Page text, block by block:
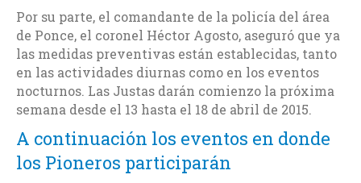
Por su parte, el comandante de la policía del área
de Ponce, el coronel Héctor Agosto, aseguró que ya
las medidas preventivas están establecidas, tanto
en las actividades diurnas como en los eventos
nocturnos. Las Justas darán comienzo la próxima
semana desde el 13 hasta el 18 de abril de 2015.
A continuación los eventos en donde
los Pioneros participarán